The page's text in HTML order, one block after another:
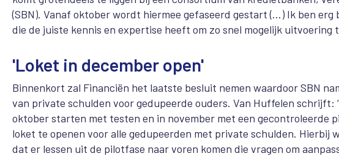
(SBN). Vanaf oktober wordt hiermee gefaseerd gestart (…) Ik ben
die de juiste kennis en expertise heeft om zo snel mogelijk uitvoering
'Loket in december open'
Binnenkort zal Financiën het laatste besluit nemen waardoor SBN
van private schulden voor gedupeerde ouders. Van Huffelen schrijft:
oktober starten met testen en in november met een gecontroleerde
loket te openen voor alle gedupeerden met private schulden. Hierbij
dat er lessen uit de pilotfase naar voren komen die vragen om